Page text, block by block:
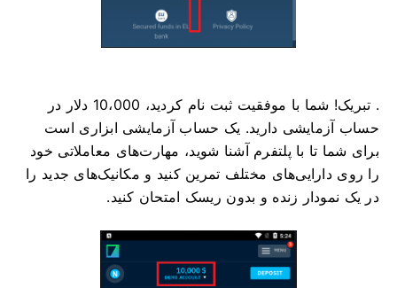
. تبریک! شما با موفقیت ثبت نام کردید، 10،000 دلار در
حساب آزمایشی دارید. یک حساب آزمایشی ابزاری است
برای شما تا با پلتفرم آشنا شوید، مهارت‌های معاملاتی خود
را روی دارایی‌های مختلف تمرین کنید و مکانیک‌های جدید را
در یک نمودار زنده و بدون ریسک امتحان کنید.